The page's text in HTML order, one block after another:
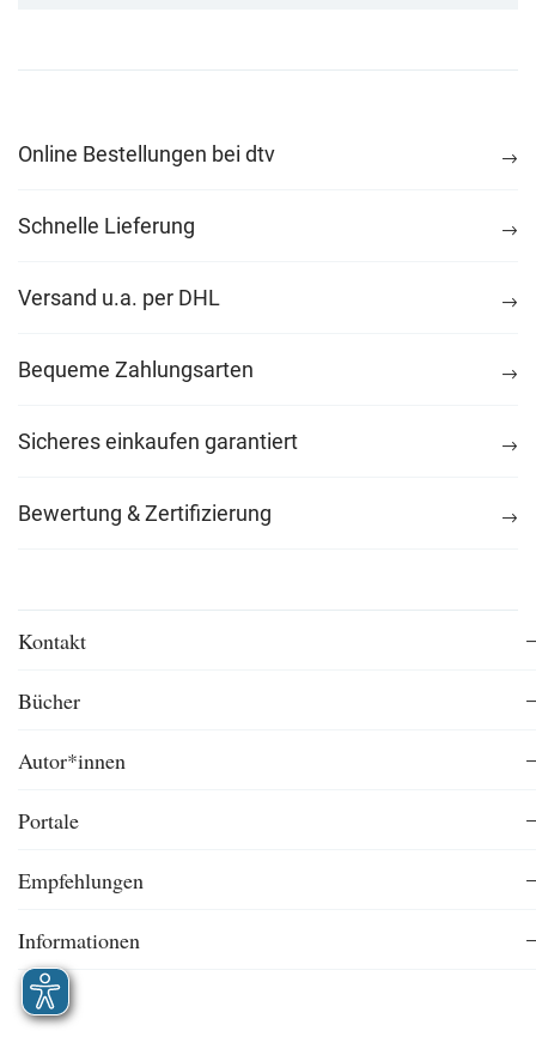
Online Bestellungen bei dtv
Schnelle Lieferung
Versand u.a. per DHL
Bequeme Zahlungsarten
Sicheres einkaufen garantiert
Bewertung & Zertifizierung
Kontakt
Bücher
Autor*innen
Portale
Empfehlungen
Informationen